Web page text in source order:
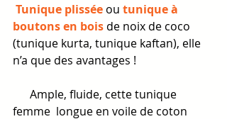
Tunique plissée ou tunique à
boutons en bois de noix de coco
(tunique kurta, tunique kaftan), elle
n’a que des avantages !
femme  longue en voile de coton